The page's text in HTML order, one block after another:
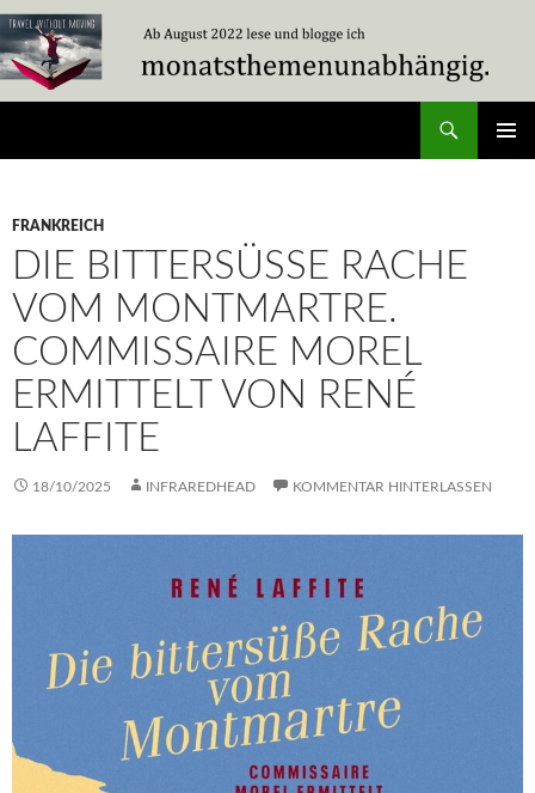
Zum
Inhalt
springen
FRANKREICH
DIE BITTERSÜSSE RACHE V
OM MONTMARTRE. C
OMMISSAIRE MOREL E
RMITTELT VON RENÉ L
AFFITE
18/10/2025 INFRAREDHEAD KOMMENTAR HINTERLASSEN